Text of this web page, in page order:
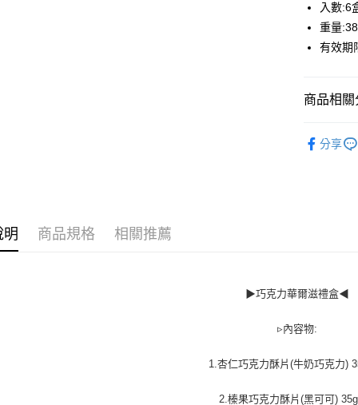
相關說明
【關於「
AFTEE先
便利好安心
３．安心
１．於結
付」結帳
１．透過
２．關於
３．未成
ATM付款
一般配送
入數:6
重量
有效期
商品相關
分享
明 商品規格 相關推薦
▶巧克力華爾滋禮盒◀
▹內容物:
1.杏仁巧克力酥片(牛奶巧克力)
2.榛果巧克力酥片(黑可可)